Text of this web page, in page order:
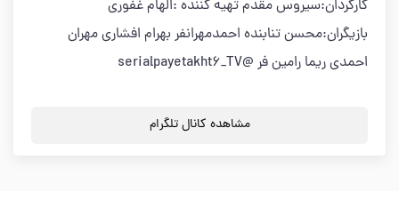
کارگردان:سیروس مقدم تهیه کننده :الهام غفوری
بازیگران:محسن تنابنده احمدمهرانفر بهرام افشاری مهران
احمدی ریما رامین فر @serialpayetakht6_TV
مشاهده کانال تلگرام